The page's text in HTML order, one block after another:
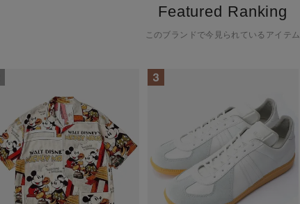
Featured Ranking
このブランドで今見られているアイテム